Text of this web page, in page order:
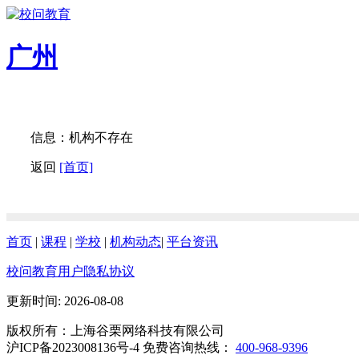
广州
信息：机构不存在
返回 [首页]
首页 | 课程 | 学校 | 机构动态| 平台资讯
校问教育用户隐私协议
更新时间: 2026-08-08
版权所有：上海谷栗网络科技有限公司
沪ICP备2023008136号-4 免费咨询热线： 400-968-9396